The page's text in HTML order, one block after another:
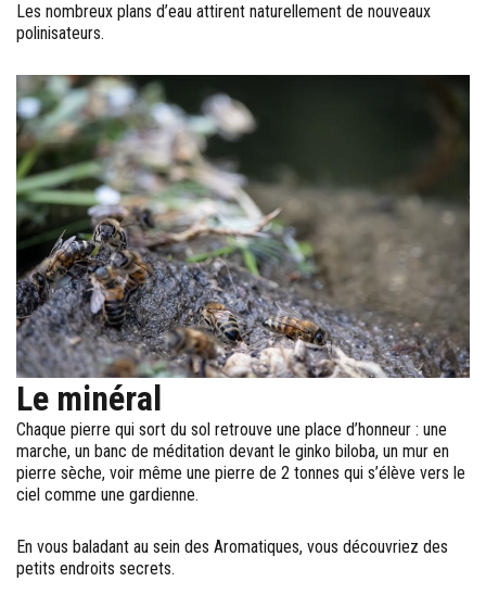
Les nombreux plans d’eau attirent naturellement de nouveaux
polinisateurs.
Le minéral
Chaque pierre qui sort du sol retrouve une place d’honneur : une
marche, un banc de méditation devant le ginko biloba, un mur en
pierre sèche, voir même une pierre de 2 tonnes qui s’élève vers le
ciel comme une gardienne.
En vous baladant au sein des Aromatiques, vous découvriez des
petits endroits secrets.